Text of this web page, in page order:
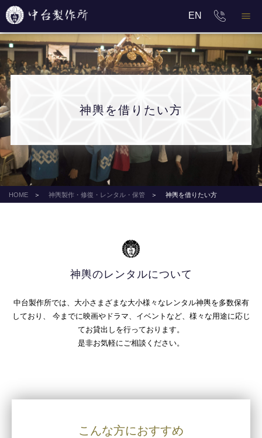
EN
神輿を借りたい方
HOME 神輿製作・修復・レンタル・保管 神輿を借りたい方
神輿のレンタルについて
中台製作所では、大小さまざまな大小様々なレンタル神輿を多数保有
しており、
今までに映画やドラマ、イベントなど、様々な用途に応じ
てお貸出しを行っております。
是非お気軽にご相談ください。
こんな方におすすめ